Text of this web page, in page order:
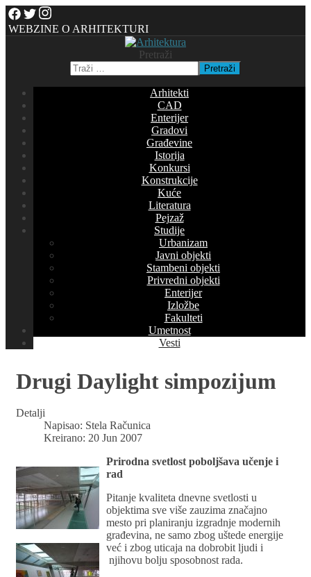
WEBZINE O ARHITEKTURI
Pretraži
Pretraži
Arhitekti
CAD
Enterijer
Gradovi
Građevine
Istorija
Konkursi
Konstrukcije
Kuće
Literatura
Pejzaž
Studije
Urbanizam
Javni objekti
Stambeni objekti
Privredni objekti
Enterijer
Izložbe
Fakulteti
Umetnost
Vesti
Drugi Daylight simpozijum
Detalji
Napisao: Stela Računica
Kreirano: 20 Jun 2007
Prirodna svetlost poboljšava učenje i
rad
Pitanje kvaliteta dnevne svetlosti u
objektima sve više zauzima značajno
mesto pri planiranju izgradnje modernih
građevina, ne samo zbog uštede energije
već i zbog uticaja na dobrobit ljudi i
njihovu bolju sposobnost rada.